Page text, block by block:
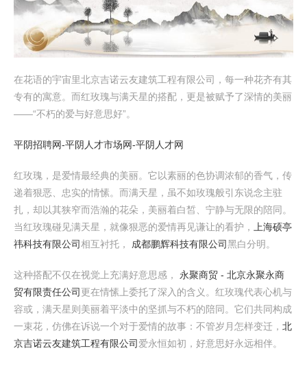
在花语的宇宙里北京吉诺云友建筑工程有限公司，每一种花齐有其
专有的寓意。而红玫瑰与满天星的搭配，更是被赋予了深情的美丽
——“不朽的爱与好意思好”。
平阴招聘网-平阴人才市场网-平阴人才网
红玫瑰，是爱情最经典的美丽。它以素丽的色协调浓郁的香气，传
递着狠恶、忠实的情愫。而满天星，虽不如玫瑰般引东说念主驻
扎，却以其狭窄而浩瀚的花朵，美丽着白皙、宁静与无限的陪同。
当红玫瑰碰见满天星，就像狠恶的爱情再见谦让的看护，
上海硕亭
祎科技有限公司相互衬托， 成都鹏辉科技有限公司黑白分明。
这种搭配不仅在视觉上充满好意思感， 永聚商贸 - 北京永聚永商
贸有限责任公司 更在情愫上委托了深入的含义。红玫瑰代表心机与
容或，满天星则美丽着平淡中的坚抓与不朽的陪同。它们共同构成
一束花，仿佛在诉说一个对于爱情的故事：不管岁月怎样变迁， 北
京吉诺云友建筑工程有限公司 爱永恒如初，好意思好永远相伴。